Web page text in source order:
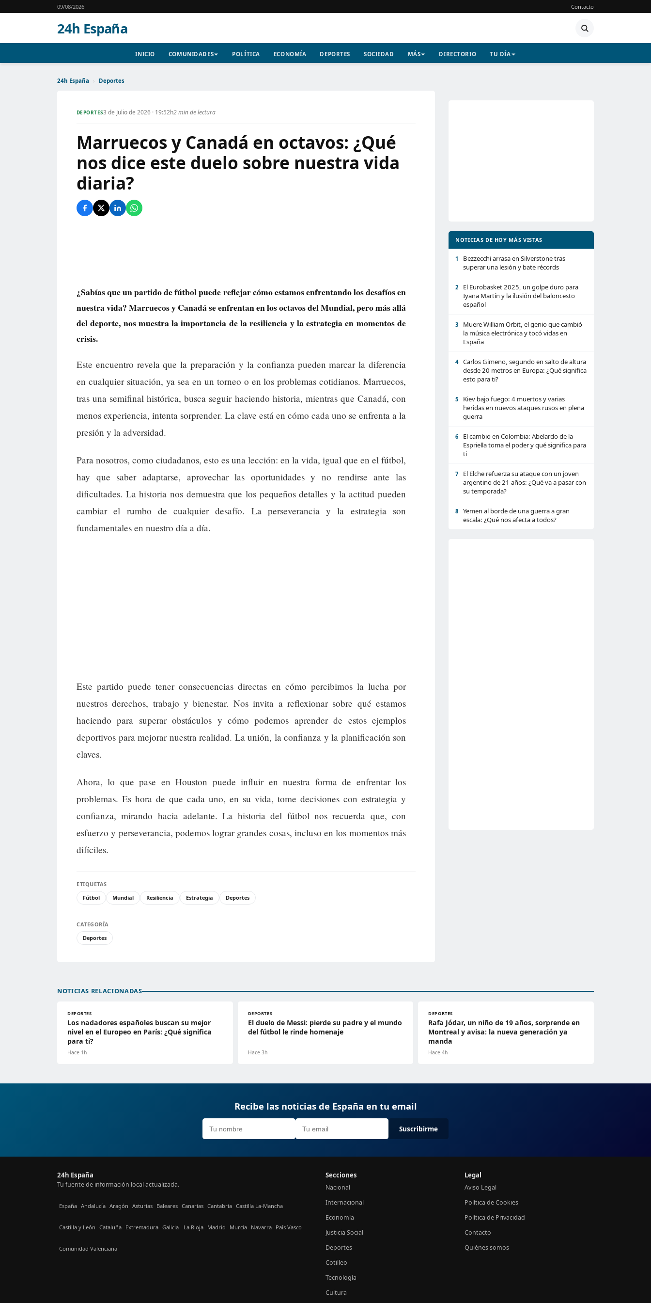
09/08/2026 Contacto
24h España
INICIO COMUNIDADES POLÍTICA ECONOMÍA DEPORTES SOCIEDAD MÁS DIRECTORIO TU DÍA
24h España › Deportes
DEPORTES3 de Julio de 2026 · 19:52h2 min de lectura
Marruecos y Canadá en octavos: ¿Qué
nos dice este duelo sobre nuestra vida
diaria?
¿Sabías que un partido de fútbol puede reflejar cómo estamos enfrentando los desafíos en
nuestra vida? Marruecos y Canadá se enfrentan en los octavos del Mundial, pero más allá
del deporte, nos muestra la importancia de la resiliencia y la estrategia en momentos de
crisis.
Este encuentro revela que la preparación y la confianza pueden marcar la diferencia
en cualquier situación, ya sea en un torneo o en los problemas cotidianos. Marruecos,
tras una semifinal histórica, busca seguir haciendo historia, mientras que Canadá, con
menos experiencia, intenta sorprender. La clave está en cómo cada uno se enfrenta a la
presión y la adversidad.
Para nosotros, como ciudadanos, esto es una lección: en la vida, igual que en el fútbol,
hay que saber adaptarse, aprovechar las oportunidades y no rendirse ante las
dificultades. La historia nos demuestra que los pequeños detalles y la actitud pueden
cambiar el rumbo de cualquier desafío. La perseverancia y la estrategia son
fundamentales en nuestro día a día.
Este partido puede tener consecuencias directas en cómo percibimos la lucha por
nuestros derechos, trabajo y bienestar. Nos invita a reflexionar sobre qué estamos
haciendo para superar obstáculos y cómo podemos aprender de estos ejemplos
deportivos para mejorar nuestra realidad. La unión, la confianza y la planificación son
claves.
Ahora, lo que pase en Houston puede influir en nuestra forma de enfrentar los
problemas. Es hora de que cada uno, en su vida, tome decisiones con estrategia y
confianza, mirando hacia adelante. La historia del fútbol nos recuerda que, con
esfuerzo y perseverancia, podemos lograr grandes cosas, incluso en los momentos más
difíciles.
ETIQUETAS
Fútbol
Mundial Resiliencia Estrategia Deportes
CATEGORÍA
Deportes
NOTICIAS DE HOY MÁS VISTAS
1
Bezzecchi arrasa en Silverstone tras
superar una lesión y bate récords
2
El Eurobasket 2025, un golpe duro para
Iyana Martín y la ilusión del baloncesto
español
3
Muere William Orbit, el genio que cambió
la música electrónica y tocó vidas en
España
4
Carlos Gimeno, segundo en salto de altura
desde 20 metros en Europa: ¿Qué significa
esto para ti?
5
Kiev bajo fuego: 4 muertos y varias
heridas en nuevos ataques rusos en plena
guerra
6
El cambio en Colombia: Abelardo de la
Espriella toma el poder y qué significa para
ti
7
El Elche refuerza su ataque con un joven
argentino de 21 años: ¿Qué va a pasar con
su temporada?
8
Yemen al borde de una guerra a gran
escala: ¿Qué nos afecta a todos?
NOTICIAS RELACIONADAS
DEPORTES
Los nadadores españoles buscan su mejor
nivel en el Europeo en París: ¿Qué significa
para ti?
Hace 1h
DEPORTES
El duelo de Messi: pierde su padre y el mundo
del fútbol le rinde homenaje
Hace 3h
DEPORTES
Rafa Jódar, un niño de 19 años, sorprende en
Montreal y avisa: la nueva generación ya
manda
Hace 4h
Recibe las noticias de España en tu email
Suscribirme
24h España
Tu fuente de información local actualizada.
España Andalucía Aragón Asturias Baleares Canarias Cantabria Castilla La-Mancha
Castilla y León Cataluña Extremadura Galicia La Rioja Madrid Murcia Navarra País Vasco
Comunidad Valenciana
Secciones
Nacional
Internacional
Economía
Justicia Social
Deportes
Cotilleo
Tecnología
Cultura
Legal
Aviso Legal
Política de Cookies
Política de Privacidad
Contacto
Quiénes somos